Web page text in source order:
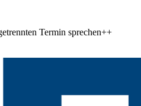
Termin sprechen++